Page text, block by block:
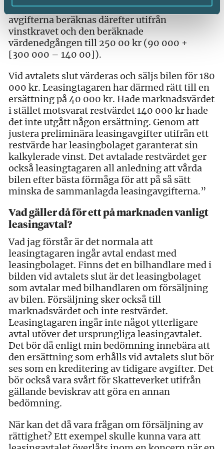
restvärdet till 140 000 kr. De preliminära
avgifterna beräknas därefter utifrån
vinstkravet och den beräknade
värdenedgången till 250 00 kr (90 000 +
[300 000 – 140 00]).
Vid avtalets slut värderas och säljs bilen för 180
000 kr. Leasingtagaren har därmed rätt till en
ersättning på 40 000 kr. Hade marknadsvärdet
i stället motsvarat restvärdet 140 000 kr hade
det inte utgått någon ersättning. Genom att
justera preliminära leasingavgifter utifrån ett
restvärde har leasingbolaget garanterat sin
kalkylerade vinst. Det avtalade restvärdet ger
också leasingtagaren all anledning att vårda
bilen efter bästa förmåga för att på så sätt
minska de sammanlagda leasingavgifterna.”
Vad gäller då för ett på marknaden vanligt
leasingavtal?
Vad jag förstår är det normala att
leasingtagaren ingår avtal endast med
leasingbolaget. Finns det en bilhandlare med i
bilden vid avtalets slut är det leasingbolaget
som avtalar med bilhandlaren om försäljning
av bilen. Försäljning sker också till
marknadsvärdet och inte restvärdet.
Leasingtagaren ingår inte något ytterligare
avtal utöver det ursprungliga leasingavtalet.
Det bör då enligt min bedömning innebära att
den ersättning som erhålls vid avtalets slut bör
ses som en kreditering av tidigare avgifter. Det
bör också vara svårt för Skatteverket utifrån
gällande beviskrav att göra en annan
bedömning.
När kan det då vara frågan om försäljning av
rättighet? Ett exempel skulle kunna vara att